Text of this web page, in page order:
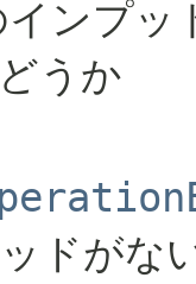
インプッ
うか
ドがな